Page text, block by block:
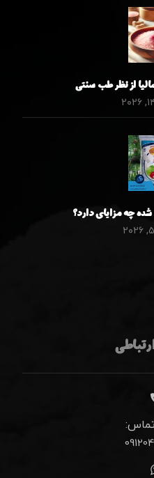
از نظر طب سنتی
چه مزایای دارد؟